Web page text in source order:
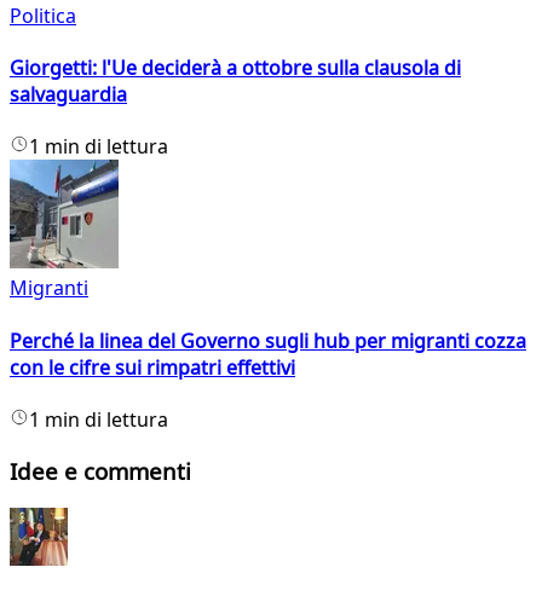
Politica
Giorgetti: l'Ue deciderà a ottobre sulla clausola di
salvaguardia
1 min di lettura
Migranti
Perché la linea del Governo sugli hub per migranti cozza
con le cifre sui rimpatri effettivi
1 min di lettura
Idee e commenti